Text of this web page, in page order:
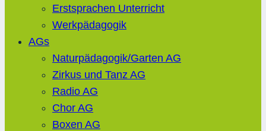
Erstsprachen Unterricht
Werkpädagogik
AGs
Naturpädagogik/Garten AG
Zirkus und Tanz AG
Radio AG
Chor AG
Boxen AG